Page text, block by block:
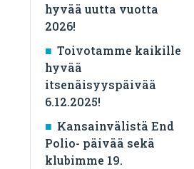
hyvää uutta vuotta
2026!
Toivotamme kaikille
hyvää
itsenäisyyspäivää
6.12.2025!
Kansainvälistä End
Polio- päivää sekä
klubimme 19.